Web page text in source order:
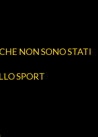
NON SONO STATI
SPORT